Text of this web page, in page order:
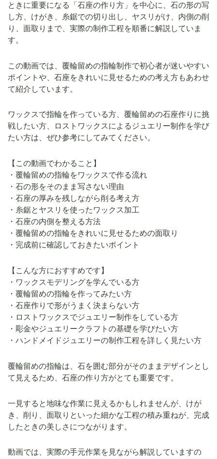
ときに重要になる「石座の作り方」を中心に、石の形の写
し方、けがき、糸鋸での切り出し、ヤスリがけ、内側の削
り、面取りまで、実際の制作工程を順番に解説していま
す。
この動画では、覆輪留めの指輪制作で初心者が迷いやすい
ポイントや、石座をきれいに見せるための考え方もあわせ
て紹介しています。
ワックスで指輪を作っている方、覆輪留めの石座作りに挑
戦したい方、ロストワックスによるジュエリー制作を学び
たい方は、ぜひ参考にしてみてください。
【この動画でわかること】
・覆輪留めの指輪をワックスで作る流れ
・石の形をそのまま写さない理由
・石座の厚みを残しながら削る考え方
・糸鋸とヤスリを使ったワックス加工
・石座の内側を整える方法
・覆輪留めの指輪をきれいに見せるための面取り
・完成前に確認しておきたいポイント
【こんな方におすすめです】
・ワックスモデリングを学んでいる方
・覆輪留めの指輪を作ってみたい方
・石座作りで形がうまく決まらない方
・ロストワックスでジュエリー制作をしている方
・彫金やジュエリークラフトの基礎を学びたい方
・ハンドメイドジュエリーの制作工程を詳しく見たい方
覆輪留めの指輪は、石を囲む部分がそのままデザインとし
て見えるため、石座の作り方がとても重要です。
一見すると地味な作業に見えるかもしれませんが、けが
き、削り、面取りといった細かな工程の積み重ねが、完成
したときの美しさにつながります。
動画では、実際の手元作業を見ながら解説していますの